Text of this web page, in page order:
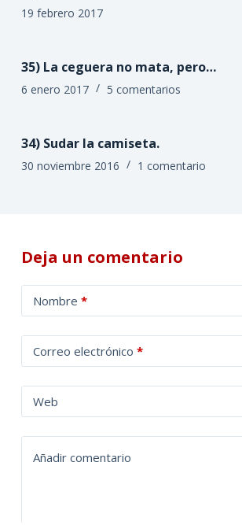
19 febrero 2017
35) La ceguera no mata, pero…
6 enero 2017 5 comentarios
34) Sudar la camiseta.
30 noviembre 2016 1 comentario
Deja un comentario
Nombre *
Correo electrónico *
Web
Añadir comentario
l
t
a
t
: